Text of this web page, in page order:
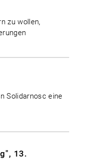
zu wollen,
Solidarnosc eine
13.